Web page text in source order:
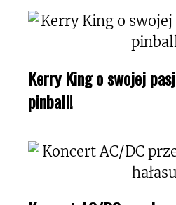
Kerry King o swojej
pinball!